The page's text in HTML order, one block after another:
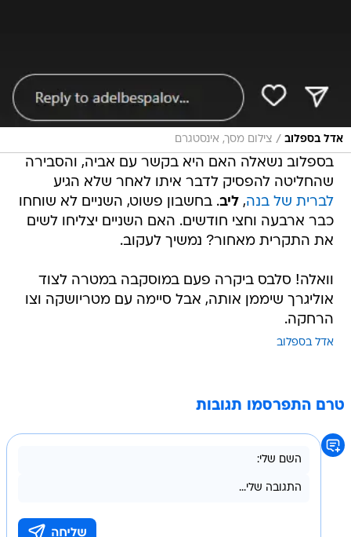
אדל בספלוב / צילום מסך, אינסטגרם
בספלוב נשאלה האם היא בקשר עם אביה, והסבירה
שהחליטה להפסיק לדבר איתו לאחר שלא הגיע
לברית של בנה,ליב. בחשבון פשוט, השניים לא שוחחו
כבר ארבעה וחצי חודשים. האם השניים יצליחו לשים
את התקרית מאחור? נמשיך לעקוב.
וואלה! סלבס ביקרה פעם במוסקבה במטרה לצוד
אוליגרך שיממן אותה, אבל סיימה עם מטריושקה וצו
הרחקה.
אדל בספלוב
טרם התפרסמו תגובות